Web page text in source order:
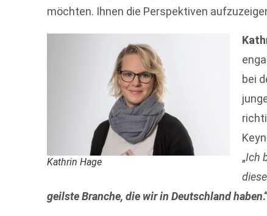
möchten. Ihnen die Perspektiven
Kathrin Hage
bei
„Ich
geilste Branche, die wir in Deutschland haben